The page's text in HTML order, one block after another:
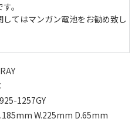
。
てはマンガン電池をお勧め致し
1257GY
W.225mm D.65mm